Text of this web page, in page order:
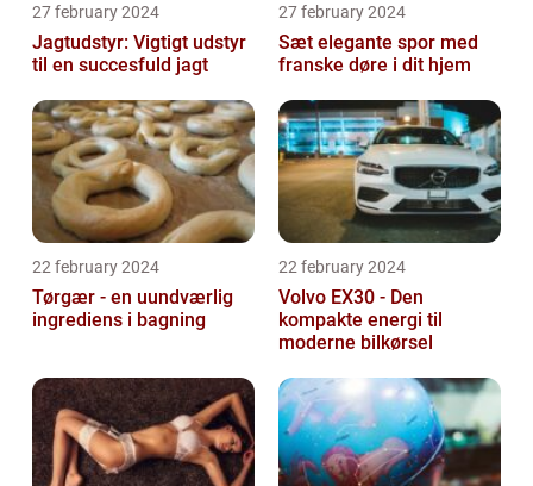
27 february 2024
Jagtudstyr: Vigtigt udstyr
til en succesfuld jagt
27 february 2024
Sæt elegante spor med
franske døre i dit hjem
22 february 2024
Tørgær - en uundværlig
ingrediens i bagning
22 february 2024
Volvo EX30 - Den
kompakte energi til
moderne bilkørsel